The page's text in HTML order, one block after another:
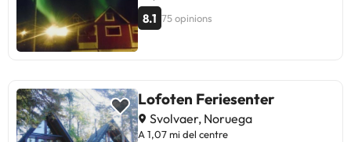
d'enregistrament automàtic
funciona bé. Ideal per a viatgers
com la qualitat dels llits i la neteja."
8.1 75 opinions
Lofoten Feriesenter
Svolvaer, Noruega
A 1,07 mi del centre